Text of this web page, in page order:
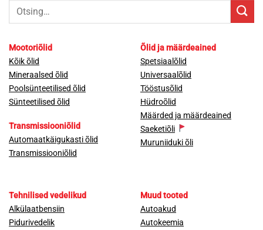
Otsi:
Mootoriõlid
Kõik õlid
Mineraalsed õlid
Poolsünteetilised õlid
Sünteetilised õlid
Transmissiooniõlid
Automaatkäigukasti õlid
Transmissiooniõlid
Õlid ja määrdeained
Spetsiaalõlid
Universaalõlid
Tööstusõlid
Hüdroõlid
Määrded ja määrdeained
Saeketiõli
Muruniiduki õli
Tehnilised vedelikud
Alkülaatbensiin
Pidurivedelik
Muud tooted
Autoakud
Autokeemia